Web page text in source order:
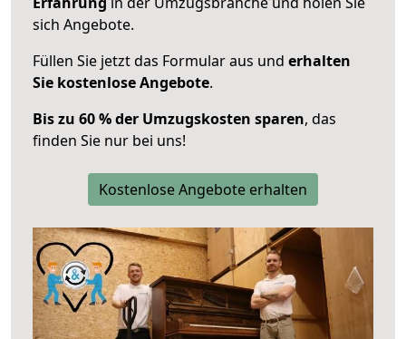
sich Angebote.
Füllen Sie jetzt das Formular aus und erhalten
Sie kostenlose Angebote.
Bis zu 60 % der Umzugskosten sparen, das
finden Sie nur bei uns!
Kostenlose Angebote erhalten